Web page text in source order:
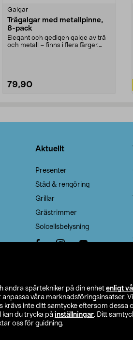
andra spårtekniker på din enhet enligt
våra marknadsföringsinsatser.
inte ditt samtycke eftersom dessa
kan du trycka på inställningar. Ditt
oss för guidning.
Galgar
Trägalgar med metallpinne,
8-pack
Elegant och gedigen galge av trä
och metall – finns i flera färger.
79,90
Aktuellt
Presenter
Städ & rengöring
Grillar
Grästrimmer
Solcellsbelysning